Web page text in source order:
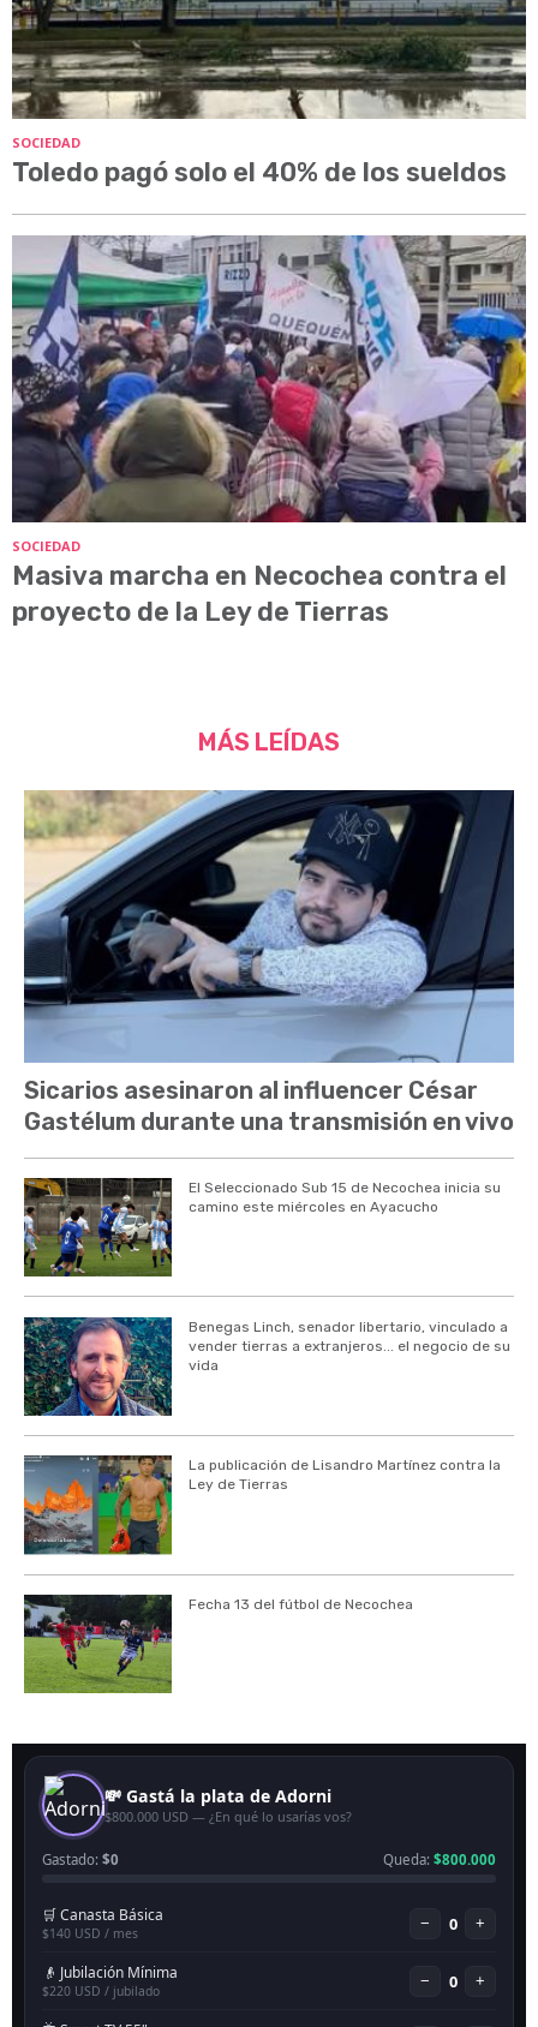
SOCIEDAD
Toledo pagó solo el 40% de los sueldos
SOCIEDAD
Masiva marcha en Necochea contra el
proyecto de la Ley de Tierras
MÁS LEÍDAS
Sicarios asesinaron al influencer César
Gastélum durante una transmisión en vivo
El Seleccionado Sub 15 de Necochea inicia su
camino este miércoles en Ayacucho
Benegas Linch, senador libertario, vinculado a
vender tierras a extranjeros... el negocio de su
vida
La publicación de Lisandro Martínez contra la
Ley de Tierras
Fecha 13 del fútbol de Necochea